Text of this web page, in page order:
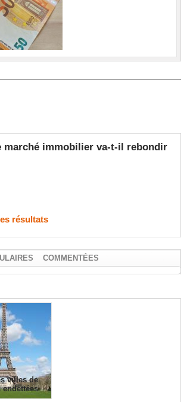
marché immobilier va-t-il rebondir
résultats
COMMENTÉES
villes de